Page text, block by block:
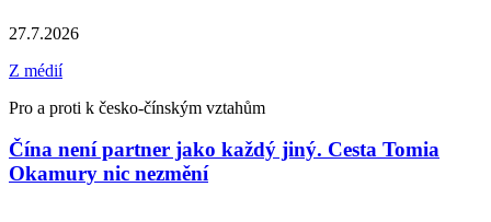
27.7.2026
Z médií
Pro a proti k česko-čínským vztahům
Čína není partner jako každý jiný. Cesta Tomia
Okamury nic nezmění